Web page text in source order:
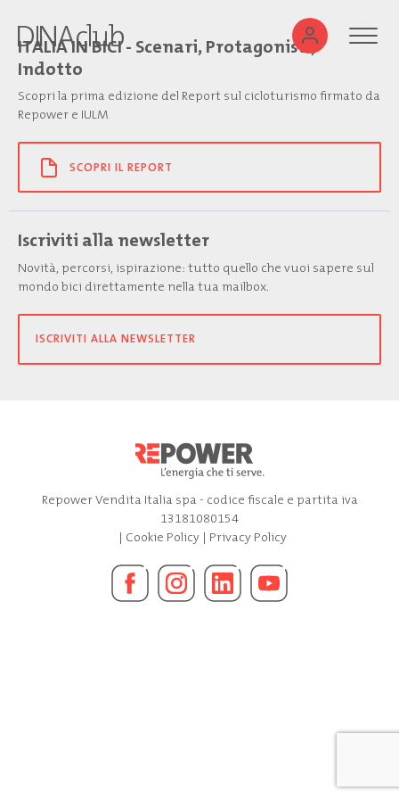
ITALIA IN BICI - Scenari, Protagonisti,
Indotto
Scopri la prima edizione del Report sul cicloturismo firmato da
Repower e IULM
SCOPRI IL REPORT
Iscriviti alla newsletter
Novità, percorsi, ispirazione: tutto quello che vuoi sapere sul
mondo bici direttamente nella tua mailbox.
ISCRIVITI ALLA NEWSLETTER
Repower Vendita Italia spa - codice fiscale e partita iva
13181080154
| Cookie Policy| Privacy Policy